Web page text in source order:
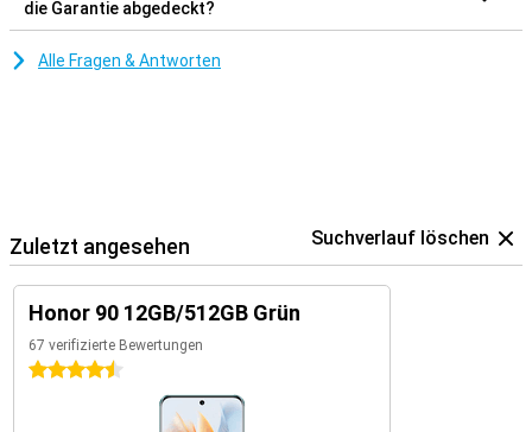
die Garantie abgedeckt?
Alle Fragen & Antworten
Zuletzt angesehen Suchverlauf löschen
Honor 90 12GB/512GB Grün
67 verifizierte Bewertungen
4.5 Sterne